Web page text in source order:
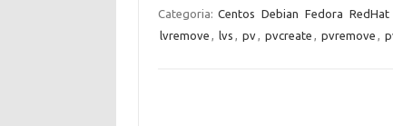
Categoria: Centos Debian Fedora RedHat
lvremove , lvs , pv, pvcreate , pvremove ,